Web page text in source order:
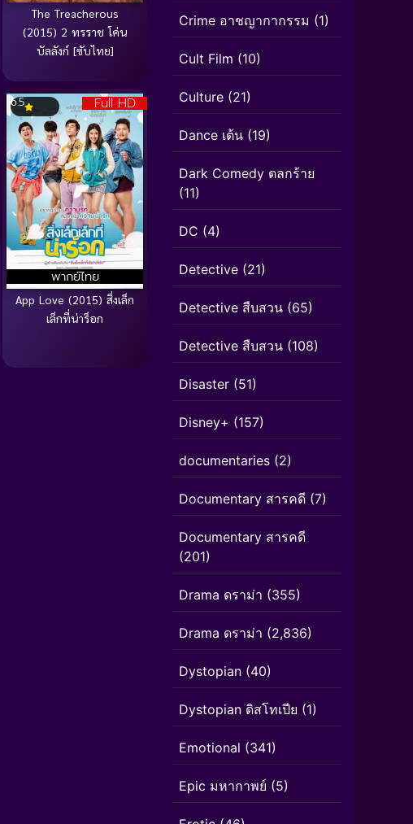
The Treacherous
(2015) 2 ทรราช โค่น
บัลลังก์ [ซับไทย]
Full HD
พากย์ไทย
6.5
App Love (2015) สิ่งเล็ก
เล็กที่น่าร็อก
Crime อาชญากากรรม (1)
Cult Film (10)
Culture (21)
Dance เต้น (19)
Dark Comedy ตลกร้าย
(11)
DC (4)
Detective (21)
Detective สืบสวน (65)
Detective สืบสวน (108)
Disaster (51)
Disney+ (157)
documentaries (2)
Documentary สารคดี (7)
Documentary สารคดี
(201)
Drama ดราม่า (355)
Drama ดราม่า (2,836)
Dystopian (40)
Dystopian ดิสโทเปีย (1)
Emotional (341)
Epic มหากาพย์ (5)